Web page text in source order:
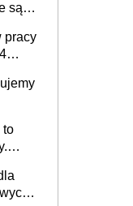
są
pracy
to
po